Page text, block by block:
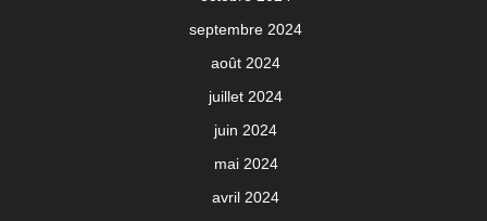
septembre 2024
août 2024
juillet 2024
juin 2024
mai 2024
avril 2024